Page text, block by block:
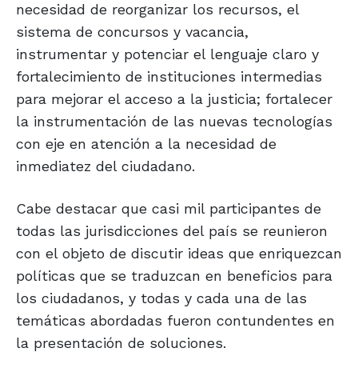
necesidad de reorganizar los recursos, el
sistema de concursos y vacancia,
instrumentar y potenciar el lenguaje claro y
fortalecimiento de instituciones intermedias
para mejorar el acceso a la justicia; fortalecer
la instrumentación de las nuevas tecnologías
con eje en atención a la necesidad de
inmediatez del ciudadano.
Cabe destacar que casi mil participantes de
todas las jurisdicciones del país se reunieron
con el objeto de discutir ideas que enriquezcan
políticas que se traduzcan en beneficios para
los ciudadanos, y todas y cada una de las
temáticas abordadas fueron contundentes en
la presentación de soluciones.